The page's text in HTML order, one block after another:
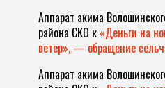
Аппарат акима
района СКО к «Деньги на
ветер», — обращение
Аппарат акима